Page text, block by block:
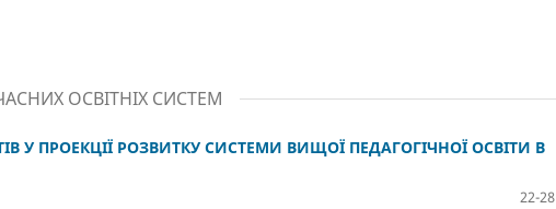
ОСВІТНІХ СИСТЕМ
У ПРОЕКЦІЇ РОЗВИТКУ СИСТЕМИ ВИЩОЇ ПЕДАГОГІЧНОЇ ОСВІТИ В
22-28